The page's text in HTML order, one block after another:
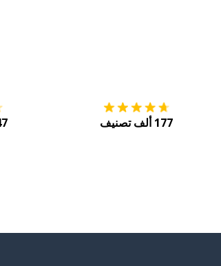
177 ألف تصنيف 1.47